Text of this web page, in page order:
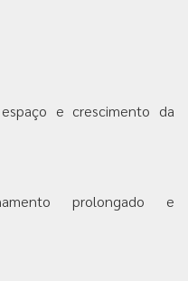
e crescimento da
prolongado e